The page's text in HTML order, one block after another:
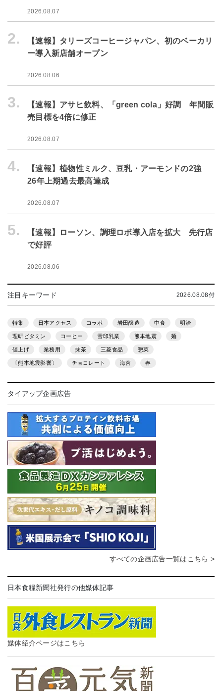
2026.08.07
2.
【速報】タリーズコーヒージャパン、初のベーカリ
ー導入新店舗オープン
2026.08.06
3.
【速報】アサヒ飲料、「green cola」好調 年間販
売目標を4倍に修正
2026.08.07
4.
【速報】植物性ミルク、豆乳・アーモンドの2強
26年上期過去最高達成
2026.08.07
5.
【速報】ローソン、調理ロボ導入店を拡大 先行店
で好評
2026.08.06
注目キーワード 2026.08.08付
特集 日本アクセス コラボ 岩田醸造 中食 明治
理研ビタミン コーヒー 雪印乳業 熊本地震 麺
値上げ 業務用 抹茶 三菱食品 惣菜
〔熊本地震影響〕 チョコレート 海苔 春
タイアップ企画広告
すべての企画広告一覧はこちら >
日本食糧新聞社発行の他媒体記事
媒体紹介ページはこちら